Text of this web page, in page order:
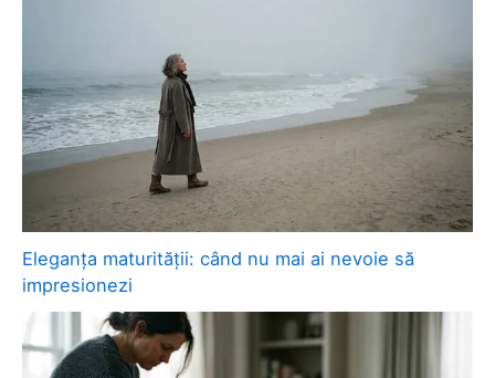
Eleganța maturității: când nu mai ai nevoie să
impresionezi